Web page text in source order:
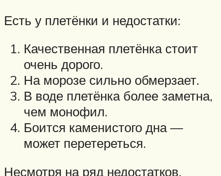
Есть у плетёнки и недостатки:
Качественная плетёнка стоит
очень дорого.
На морозе сильно обмерзает.
В воде плетёнка более заметна,
чем монофил.
Боится каменистого дна —
может перетереться.
Несмотря на ряд недостатков,